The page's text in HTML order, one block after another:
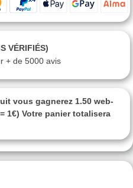
VÉRIFIÉS)
+ de 5000 avis
vous gagnerez 1.50 web-
1€) Votre panier totalisera